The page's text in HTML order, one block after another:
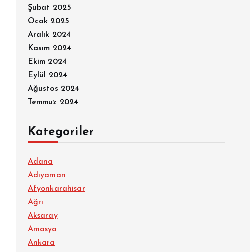
Şubat 2025
Ocak 2025
Aralık 2024
Kasım 2024
Ekim 2024
Eylül 2024
Ağustos 2024
Temmuz 2024
Kategoriler
Adana
Adıyaman
Afyonkarahisar
Ağrı
Aksaray
Amasya
Ankara